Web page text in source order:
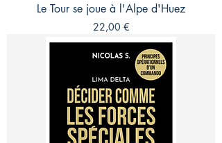
Le Tour se joue à l'Alpe d'Huez
Prix
22,00 €